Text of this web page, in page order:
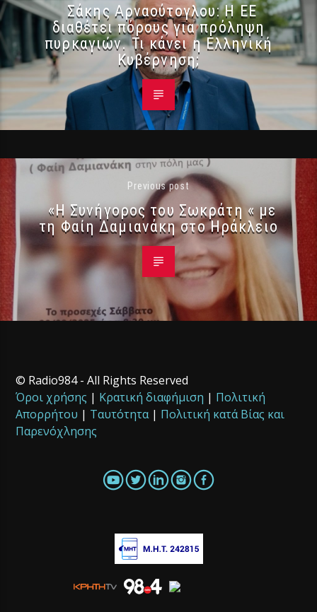
Σάκης Αρναούτογλου: Η ΕΕ
διαθέτει πόρους για πρόληψη
πυρκαγιών. Τι κάνει η Ελληνική
Κυβέρνηση;
Previous post
«Η Συνήγορος του Σωκράτη « με
τη Φαίη Δαμιανάκη στο Ηράκλειο
© Radio984 - All Rights Reserved
Όροι χρήσης | Κρατική διαφήμιση | Πολιτική
Απορρήτου | Ταυτότητα| Πολιτική κατά Βίας και
Παρενόχλησης